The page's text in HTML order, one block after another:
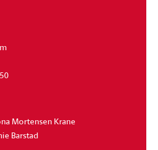
Mortensen Krane
Barstad